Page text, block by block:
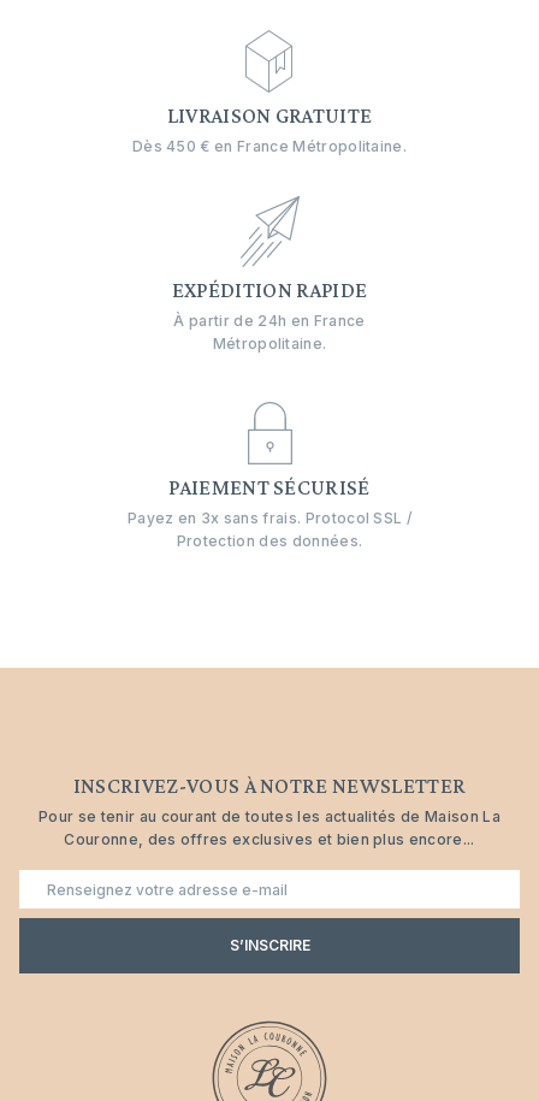
LIVRAISON GRATUITE
Dès 450 € en France Métropolitaine.
EXPÉDITION RAPIDE
À partir de 24h en France
Métropolitaine.
PAIEMENT SÉCURISÉ
Payez en 3x sans frais. Protocol SSL /
Protection des données.
INSCRIVEZ-VOUS À NOTRE NEWSLETTER
Pour se tenir au courant de toutes les actualités de Maison La
Couronne, des offres exclusives et bien plus encore...
E-
S’INSCRIRE